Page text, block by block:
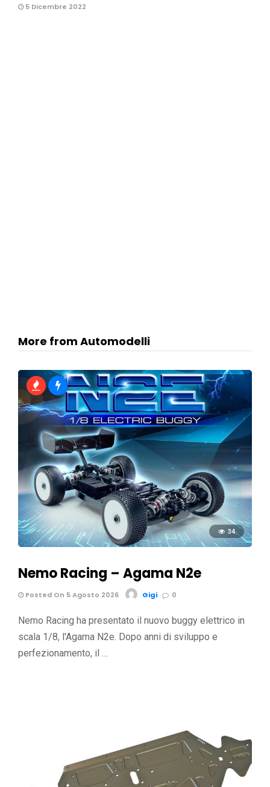
5 Dicembre 2022
More from Automodelli
34
Nemo Racing – Agama N2e
Posted On 5 Agosto 2026 Gigi 0
Nemo Racing ha presentato il nuovo buggy elettrico in
scala 1/8, l'Agama N2e. Dopo anni di sviluppo e
perfezionamento, il …